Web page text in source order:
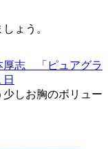
ょう。
しお胸のボリュー